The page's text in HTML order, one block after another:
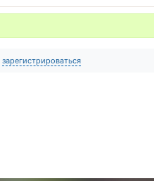
зарегистрироваться